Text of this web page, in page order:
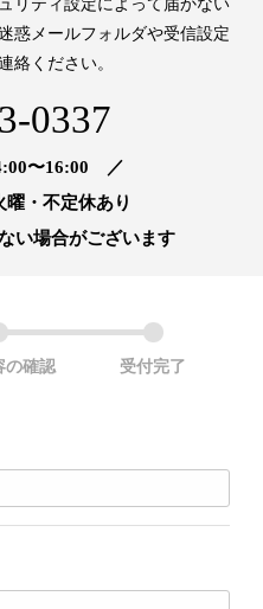
惑メールフォルダや受信設定
絡ください。
0337
〜16:00 ／
曜・不定休あり
い場合がございます
の確認 受付完了